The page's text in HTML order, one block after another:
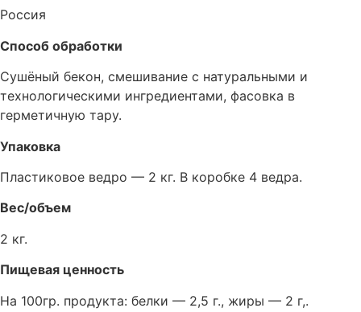
Россия
Способ обработки
Сушёный бекон, смешивание с натуральными и
технологическими ингредиентами, фасовка в
герметичную тару.
Упаковка
Пластиковое ведро — 2 кг. В коробке 4 ведра.
Вес/объем
2 кг.
Пищевая ценность
На 100гр. продукта: белки — 2,5 г., жиры — 2 г,.